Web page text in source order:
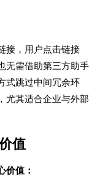
接，用户点击链接
无需借助第三方助手
式跳过中间冗余环
尤其适合企业与外部
值
价值：